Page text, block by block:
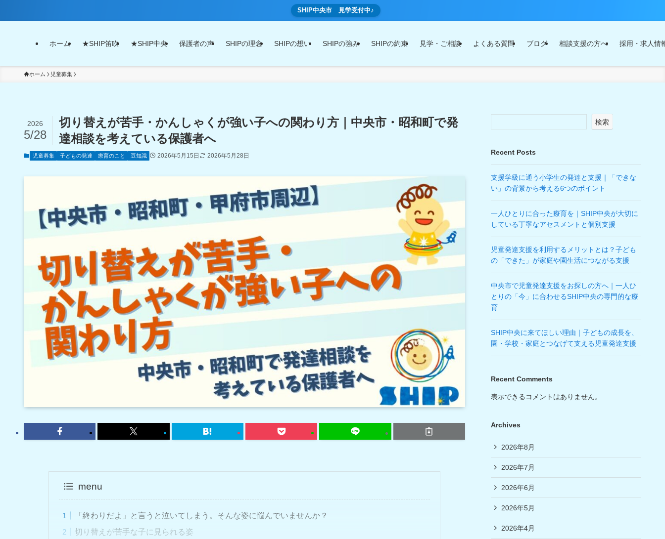
SHIP中央市 見学受付中♪
ホーム ★SHIP笛吹 ★SHIP中央 保護者の声 SHIPの理念 SHIPの想い SHIPの強み SHIPの約束 見学・ご相談 よくある質問 ブログ 相談支援の方へ 採用・求人情
ホーム 児童募集
切り替えが苦手・かんしゃくが強い子への関わり方｜中央市・昭和町で発
達相談を考えている保護者へ
2026
5/28
児童募集 子どもの発達 療育のこと 豆知識 2026年5月15日 2026年5月28日
menu
「終わりだよ」と言うと泣いてしまう。そんな姿に悩んでいませんか？
切り替えが苦手な子に見られる姿
検索
Recent Posts
支援学級に通う小学生の発達と支援｜「できな
い」の背景から考える6つのポイント
一人ひとりに合った療育を｜SHIP中央が大切に
している丁寧なアセスメントと個別支援
児童発達支援を利用するメリットとは？子ども
の「できた」が家庭や園生活につながる支援
中央市で児童発達支援をお探しの方へ｜一人ひ
とりの「今」に合わせるSHIP中央の専門的な療
育
SHIP中央に来てほしい理由｜子どもの成長を、
園・学校・家庭とつなげて支える児童発達支援
Recent Comments
表示できるコメントはありません。
Archives
2026年8月
2026年7月
2026年6月
2026年5月
2026年4月